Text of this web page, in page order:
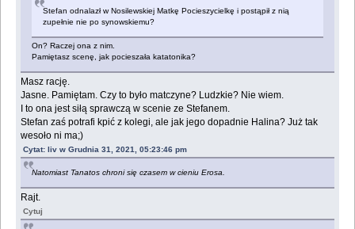
Stefan odnalazł w Nosilewskiej Matkę Pocieszycielkę i postąpił z nią
zupełnie nie po synowskiemu?
On? Raczej ona z nim.
Pamiętasz scenę, jak pocieszała katatonika?
Masz rację.
Jasne. Pamiętam. Czy to było matczyne? Ludzkie? Nie wiem.
I to ona jest siłą sprawczą w scenie ze Stefanem.
Stefan zaś potrafi kpić z kolegi, ale jak jego dopadnie Halina? Już tak
wesoło ni ma;)
Cytat: liv w Grudnia 31, 2021, 05:23:46 pm
Natomiast Tanatos chroni się czasem w cieniu Erosa.
Rajt.
Cytuj